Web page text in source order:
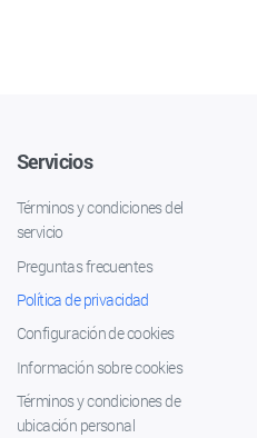
Servicios
Términos y condiciones del
servicio
Preguntas frecuentes
Política de privacidad
Configuración de cookies
Información sobre cookies
Términos y condiciones de
ubicación personal